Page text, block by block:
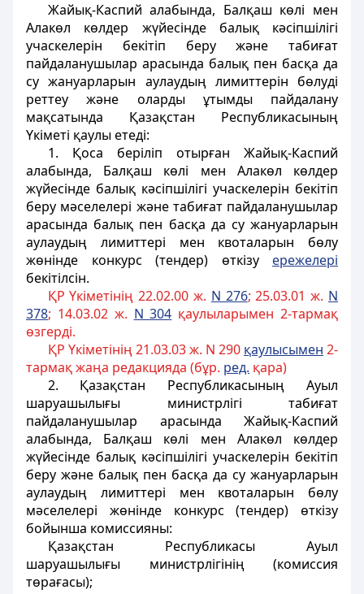
Жайық-Каспий алабында, Балқаш көлі мен
Алакөл көлдер жүйесінде балық кәсіпшілігі
учаскелерін бекітіп беру және табиғат
пайдаланушылар арасында балық пен басқа да
су жануарларын аулаудың лимиттерін бөлуді
реттеу және оларды ұтымды пайдалану
мақсатында Қазақстан Республикасының
Үкіметі қаулы етеді:
1. Қоса беріліп отырған Жайық-Каспий
алабында, Балқаш көлі мен Алакөл көлдер
жүйесінде балық кәсіпшілігі учаскелерін бекітіп
беру мәселелері және табиғат пайдаланушылар
арасында балық пен басқа да су жануарларын
аулаудың лимиттері мен квоталарын бөлу
жөнінде конкурс (тендер) өткізу ережелері
бекітілсін.
ҚР Үкіметінің 22.02.00 ж. N 276; 25.03.01 ж. N
378; 14.03.02 ж. N 304 қаулыларымен 2-тармақ
өзгерді.
ҚР Үкіметінің 21.03.03 ж. N 290 қаулысымен 2-
тармақ жаңа редакцияда (бұр. ред. қара)
2. Қазақстан Республикасының Ауыл
шаруашылығы министрлiгi табиғат
пайдаланушылар арасында Жайық-Каспий
алабында, Балқаш көлi мен Алакөл көлдер
жүйесiнде балық кәсiпшілiгi учаскелерiн бекiтiп
беру және балық пен басқа да су жануарларын
аулаудың лимиттерi мен квоталарын бөлу
мәселелері жөнiнде конкурс (тендер) өткiзу
бойынша комиссияны:
Қазақстан Республикасы Ауыл
шаруашылығы министрлiгiнiң (комиссия
төрағасы);